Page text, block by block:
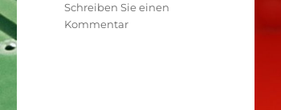
Schreiben Sie einen
Kommentarzu